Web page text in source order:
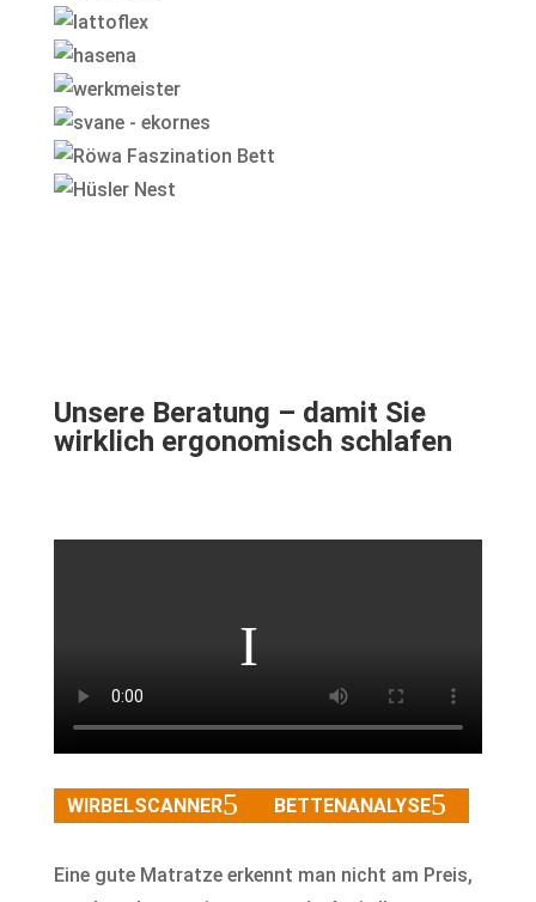
Unsere Beratung – damit Sie
wirklich ergonomisch schlafen
WIRBELSCANNER BETTENANALYSE
Eine gute Matratze erkennt man nicht am Preis,